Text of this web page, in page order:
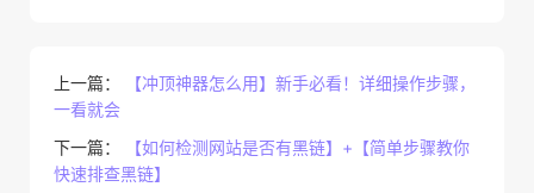
上一篇：
【冲顶神器怎么用】新手必看！详细操作步骤，
一看就会
下一篇：
【如何检测网站是否有黑链】+【简单步骤教你
快速排查黑链】